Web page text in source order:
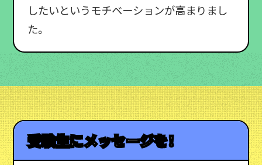
したいというモチベーションが高まりまし
た。
受験生にメッセージを！